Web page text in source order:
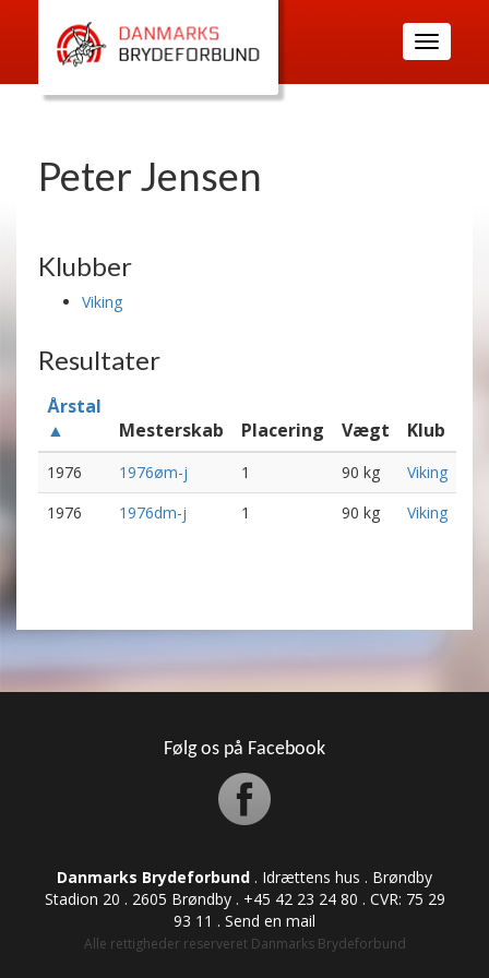
Toggle
navigation
Peter Jensen
Klubber
Viking
Resultater
Årstal
▲
Mesterskab Placering Vægt Klub
1976 1976øm-j 1 90 kg
Viking
1976
1976dm-j 1 90 kg Viking
Følg os på Facebook
Danmarks Brydeforbund . Idrættens hus . Brøndby
Stadion 20 . 2605 Brøndby . +45 42 23 24 80 . CVR: ​​​​​​75 29
93 11 . Send en mail
Alle rettigheder reserveret Danmarks Brydeforbund